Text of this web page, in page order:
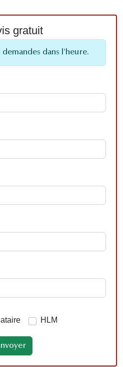
gratuit
dans l'heure.
HLM